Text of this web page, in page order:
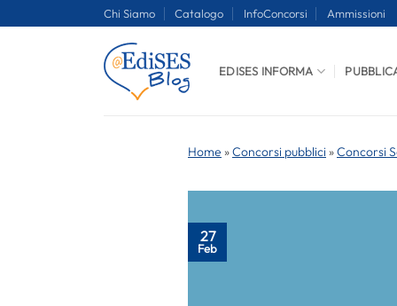
Chi Siamo Catalogo InfoConcorsi Ammissioni
EDISES INFORMA
Home »Concorsi pubblici »Concorsi
27
Feb